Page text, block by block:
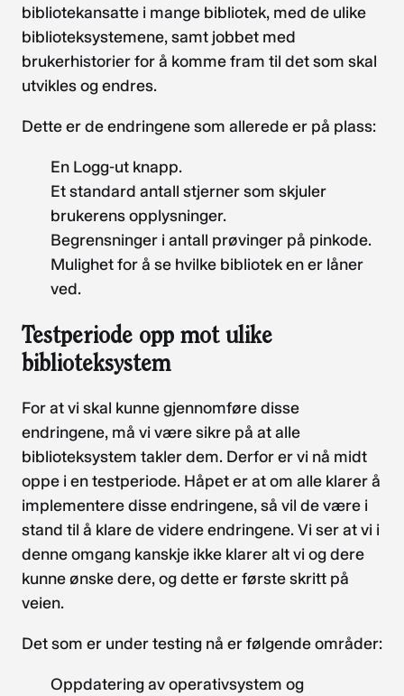
bibliotekansatte i mange bibliotek, med de ulike
biblioteksystemene, samt jobbet med
brukerhistorier for å komme fram til det som skal
utvikles og endres.
Dette er de endringene som allerede er på plass:
En Logg-ut knapp.
Et standard antall stjerner som skjuler
brukerens opplysninger.
Begrensninger i antall prøvinger på pinkode.
Mulighet for å se hvilke bibliotek en er låner
ved.
Testperiode opp mot ulike
biblioteksystem
For at vi skal kunne gjennomføre disse
endringene, må vi være sikre på at alle
biblioteksystem takler dem. Derfor er vi nå midt
oppe i en testperiode. Håpet er at om alle klarer å
implementere disse endringene, så vil de være i
stand til å klare de videre endringene. Vi ser at vi i
denne omgang kanskje ikke klarer alt vi og dere
kunne ønske dere, og dette er første skritt på
veien.
Det som er under testing nå er følgende områder:
Oppdatering av operativsystem og